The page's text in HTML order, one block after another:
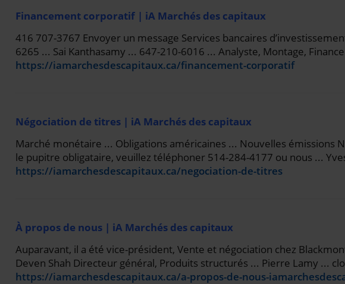
Financement corporatif | iA Marchés des capitaux
416 707-3767 Envoyer un message Services bancaires
6265 ... Sai Kanthasamy ... 647-210-6016 ... Analyste, Montage,
https://iamarchesdescapitaux.ca/financement-corporatif
Négociation de titres | iA Marchés des capitaux
Marché monétaire ... Obligations américaines ... Nouvelles émissions
le pupitre obligataire, veuillez téléphoner 514-284-4177 ou nous ...
https://iamarchesdescapitaux.ca/negociation-de-titres
À propos de nous | iA Marchés des capitaux
Auparavant, il a été vice-président, Vente et négociation chez
Deven Shah Directeur général, Produits structurés ... Pierre Lamy ...
https://iamarchesdescapitaux.ca/a-propos-de-nous-